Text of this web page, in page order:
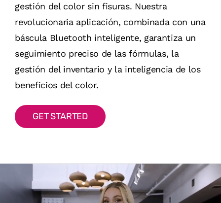
gestión del color sin fisuras. Nuestra
revolucionaria aplicación, combinada con una
báscula Bluetooth inteligente, garantiza un
seguimiento preciso de las fórmulas, la
gestión del inventario y la inteligencia de los
beneficios del color.
GET STARTED